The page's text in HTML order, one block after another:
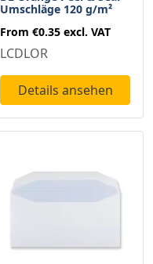
Umschläge 120 g/m²
From €0.35 excl. VAT
LCDLOR
Details ansehen